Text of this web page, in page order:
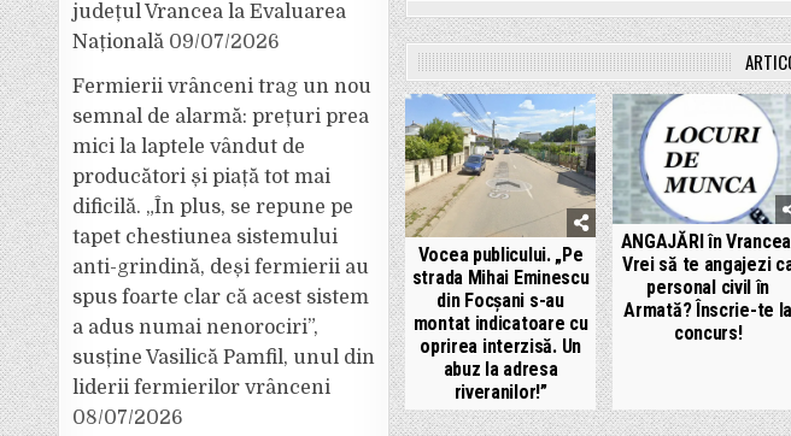
Vocea publicului. „Pe
strada Mihai Eminescu
din Focșani s-au
montat indicatoare cu
oprirea interzisă. Un
abuz la adresa
riveranilor!”
ANGAJĂRI în
Vrei să te angajezi
personal civil în
Armată? Înscrie-te la
concurs!
județul Vrancea la Evaluarea
Națională 09/07/2026
Fermierii vrânceni trag un nou
semnal de alarmă: prețuri prea
mici la laptele vândut de
producători și piață tot mai
dificilă. „În plus, se repune pe
tapet chestiunea sistemului
anti-grindină, deși fermierii au
spus foarte clar că acest sistem
a adus numai nenorociri”,
susține Vasilică Pamfil, unul din
liderii fermierilor vrânceni
08/07/2026